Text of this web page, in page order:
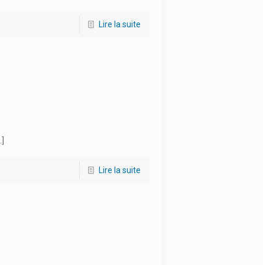
Lire la suite
Lire la suite